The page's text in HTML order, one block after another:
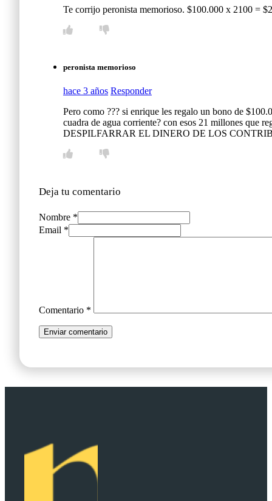
Te corrijo peronista memorioso. $100.000 x 2100 =
peronista memorioso
hace 3 años Responder
Pero como ??? si enrique les regalo un bono de
cuadra de agua corriente? con esos 21 millones que
DESPILFARRAR EL DINERO DE LOS
Deja tu comentario
Nombre *
Email *
Comentario *